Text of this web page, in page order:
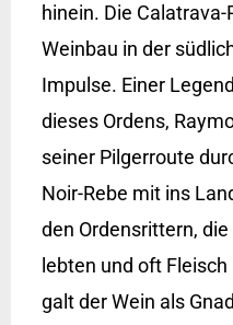
hinein. Die
Weinbau in der
Impulse. Einer
dieses Ordens,
seiner Pilgerroute
Noir-Rebe mit ins
den Ordensrittern,
lebten und oft
galt der Wein als